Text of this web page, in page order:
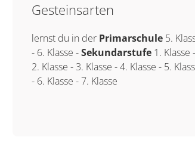
Gesteinsarten
lernst du in der Primarschule 5.
- 6. Klasse -Sekundarstufe 1. Klasse -
2. Klasse - 3. Klasse -4. Klasse - 5.
- 6. Klasse -7. Klasse